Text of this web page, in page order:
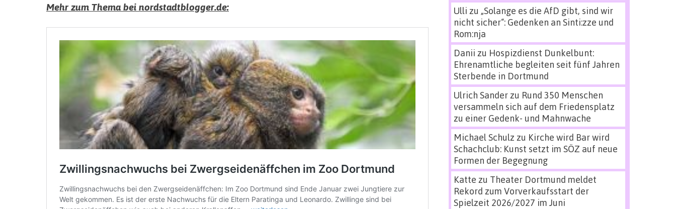
Mehr zum Thema bei nordstadtblogger.de:
Ulli zu „Solange es die AfD gibt, sind wir
nicht sicher“: Gedenken an Sinti:zze und
Rom:nja
Danii zu Hospizdienst Dunkelbunt:
Ehrenamtliche begleiten seit fünf Jahren
Sterbende in Dortmund
Ulrich Sanderzu Rund 350 Menschen
versammeln sich auf dem Friedensplatz
zu einer Gedenk- und Mahnwache
Michael Schulz zu Kirche wird Bar wird
Schachclub: Kunst setzt im SÖZ auf neue
Formen der Begegnung
Katte zu Theater Dortmund meldet
Rekord zum Vorverkaufsstart der
Spielzeit 2026/2027 im Juni